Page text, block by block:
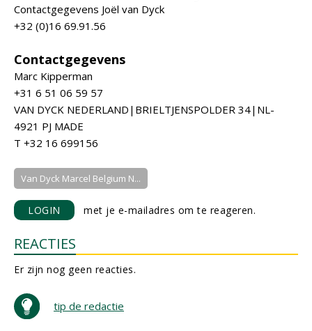
Contactgegevens Joël van Dyck
+32 (0)16 69.91.56
Contactgegevens
Marc Kipperman
+31 6 51 06 59 57
VAN DYCK NEDERLAND|BRIELTJENSPOLDER 34|NL-
4921 PJ MADE
T +32 16 699156
Van Dyck Marcel Belgium N...
LOGIN met je e-mailadres om te reageren.
REACTIES
Er zijn nog geen reacties.
tip de redactie